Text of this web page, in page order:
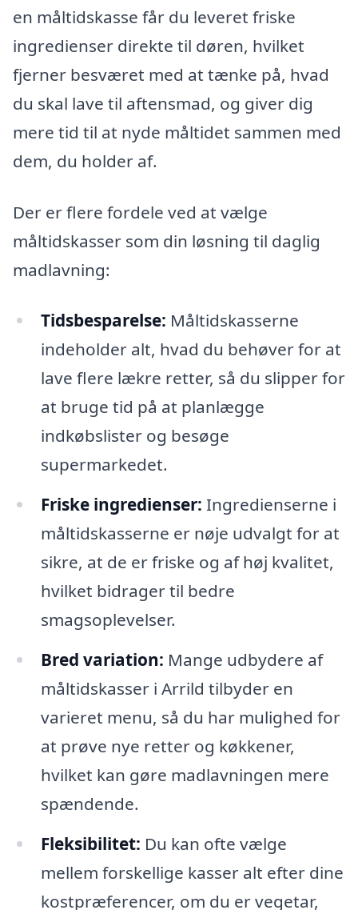
en måltidskasse får du leveret friske
ingredienser direkte til døren, hvilket
fjerner besværet med at tænke på, hvad
du skal lave til aftensmad, og giver dig
mere tid til at nyde måltidet sammen med
dem, du holder af.
Der er flere fordele ved at vælge
måltidskasser som din løsning til daglig
madlavning:
Tidsbesparelse: Måltidskasserne
indeholder alt, hvad du behøver for at
lave flere lækre retter, så du slipper for
at bruge tid på at planlægge
indkøbslister og besøge
supermarkedet.
Friske ingredienser: Ingredienserne i
måltidskasserne er nøje udvalgt for at
sikre, at de er friske og af høj kvalitet,
hvilket bidrager til bedre
smagsoplevelser.
Bred variation: Mange udbydere af
måltidskasser i Arrild tilbyder en
varieret menu, så du har mulighed for
at prøve nye retter og køkkener,
hvilket kan gøre madlavningen mere
spændende.
Fleksibilitet: Du kan ofte vælge
mellem forskellige kasser alt efter dine
kostpræferencer, om du er vegetar,